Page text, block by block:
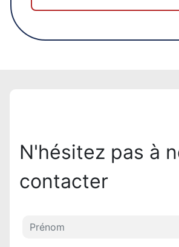
N'hésitez pas à
contacter